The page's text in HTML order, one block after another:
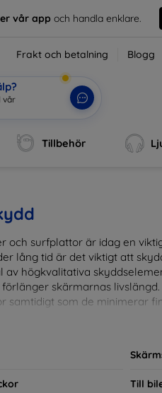
vår app och handla enklare.
Frakt och betalning Blogg
web
Tillbehör
och surfplattor är idag en
lång tid är det viktigt att
av högkvalitativa
skärmarnas
samtidigt som de minimerar
säkerställer att varje kund
Till